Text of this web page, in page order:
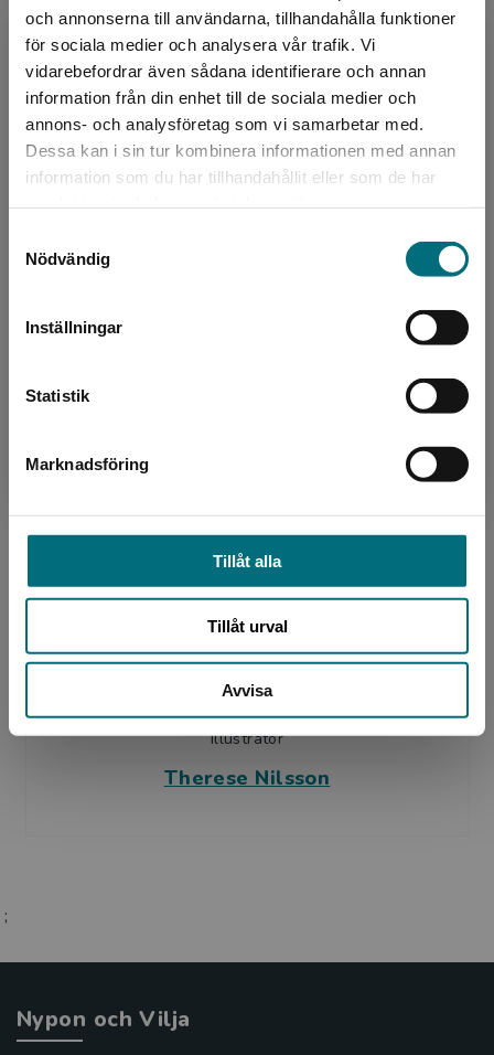
och annonserna till användarna, tillhandahålla funktioner
för sociala medier och analysera vår trafik. Vi
vidarebefordrar även sådana identifierare och annan
information från din enhet till de sociala medier och
annons- och analysföretag som vi samarbetar med.
Dessa kan i sin tur kombinera informationen med annan
information som du har tillhandahållit eller som de har
Nödvändig
Inställningar
Statistik
Marknadsföring
Tillåt alla
Tillåt urval
Avvisa
Begränsad fraktregion
Det verkar som att du besöker
Sverige. För att kunna slutföra ett köp måste
Upphovspersoner
Malin Fredriksson
Illustratör
Therese Nilsson
;
Nypon och Vilja